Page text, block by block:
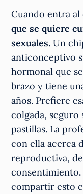
Cuando entra
que se quiere
sexuales. Un
anticonceptivo
hormonal que
brazo y tiene
años. Prefiere
colgada, seguro
pastillas. La
con ella acerca
reproductiva,
compartir esto